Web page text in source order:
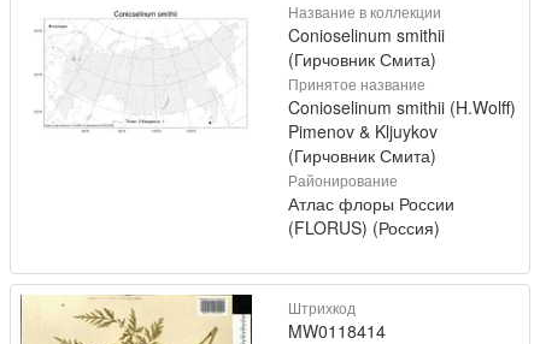
Название в коллекции
Conioselinum smithii
(Гирчовник Смита)
Принятое название
Conioselinum smithii (H.Wolff)
Pimenov & Kljuykov
(Гирчовник Смита)
Районирование
Атлас флоры России
(FLORUS) (Россия)
Штрихкод
MW0118414